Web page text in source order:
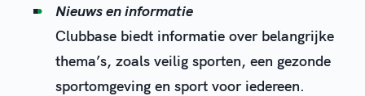
Nieuws en informatie
Clubbase biedt informatie over belangrijke
thema’s, zoals veilig sporten, een gezonde
sportomgeving en sport voor iedereen.